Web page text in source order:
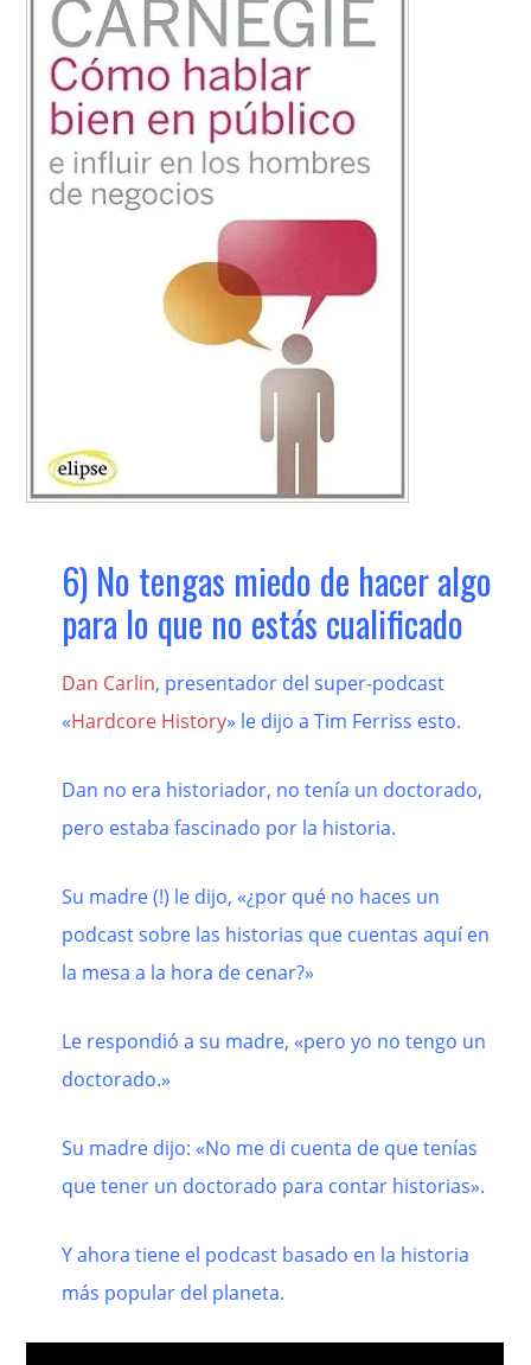
6) No tengas miedo de hacer algo
para lo que no estás cualificado
Dan Carlin, presentador del super-podcast
«Hardcore History» le dijo a Tim Ferriss esto.
Dan no era historiador, no tenía un doctorado,
pero estaba fascinado por la historia.
Su madre (!) le dijo, «¿por qué no haces un
podcast sobre las historias que cuentas aquí en
la mesa a la hora de cenar?»
Le respondió a su madre, «pero yo no tengo un
doctorado.»
Su madre dijo: «No me di cuenta de que tenías
que tener un doctorado para contar historias».
Y ahora tiene el podcast basado en la historia
más popular del planeta.